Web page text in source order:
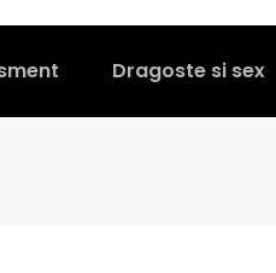
Dragoste si sex